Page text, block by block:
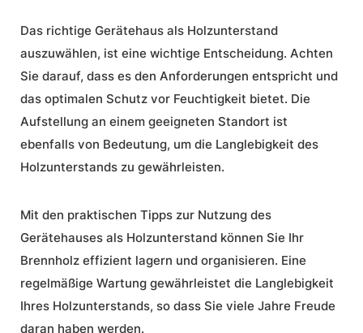
Das richtige Gerätehaus als Holzunterstand
auszuwählen, ist eine wichtige Entscheidung. Achten
Sie darauf, dass es den Anforderungen entspricht und
das optimalen Schutz vor Feuchtigkeit bietet. Die
Aufstellung an einem geeigneten Standort ist
ebenfalls von Bedeutung, um die Langlebigkeit des
Holzunterstands zu gewährleisten.
Mit den praktischen Tipps zur Nutzung des
Gerätehauses als Holzunterstand können Sie Ihr
Brennholz effizient lagern und organisieren. Eine
regelmäßige Wartung gewährleistet die Langlebigkeit
Ihres Holzunterstands, so dass Sie viele Jahre Freude
daran haben werden.